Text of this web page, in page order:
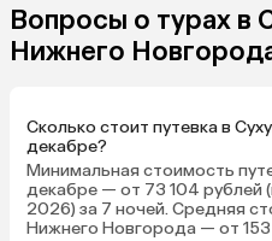
Вопросы о турах в
Нижнего
Сколько стоит путевка в
декабре?
Минимальная стоимость
декабре — от 73 104 рублей
2026) за 7 ночей. Средняя
Нижнего Новгорода — от